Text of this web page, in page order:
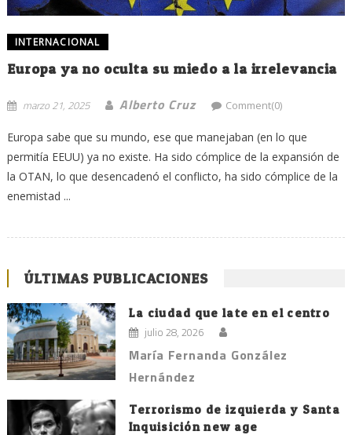
INTERNACIONAL
Europa ya no oculta su miedo a la irrelevancia
marzo 21, 2025 Alberto Cruz Comment(0)
Europa sabe que su mundo, ese que manejaban (en lo que
permitía EEUU) ya no existe. Ha sido cómplice de la expansión de
la OTAN, lo que desencadenó el conflicto, ha sido cómplice de la
enemistad ...
ÚLTIMAS PUBLICACIONES
La ciudad que late en el centro
julio 28, 2026
María Fernanda González
Hernández
Terrorismo de izquierda y Santa
Inquisición new age